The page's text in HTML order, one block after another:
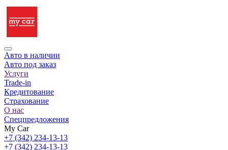
Авто в наличии
Авто под заказ
Услуги
Trade-in
Кредитование
Страхование
О нас
Спецпредложения
My Car
+7 (342) 234-13-13
+7 (342) 234-13-13